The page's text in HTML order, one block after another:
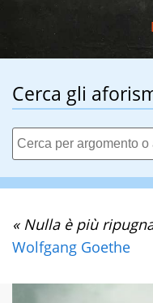
Cerca gli
« Nulla è più
Wolfgang Goethe